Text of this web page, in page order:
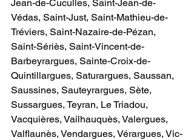
Jean-de-Cuculles, Saint-Jean-de-
Védas, Saint-Just, Saint-Mathieu-de-
Tréviers, Saint-Nazaire-de-Pézan,
Saint-Sériès, Saint-Vincent-de-
Barbeyrargues, Sainte-Croix-de-
Quintillargues, Saturargues, Saussan,
Saussines, Sauteyrargues, Sète,
Sussargues, Teyran, Le Triadou,
Vacquières, Vailhauquès, Valergues,
Valflaunès, Vendargues, Vérargues, Vic-